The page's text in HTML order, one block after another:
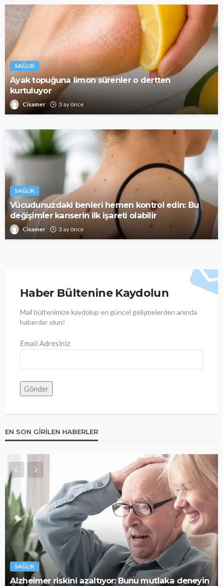
SAĞLIK
Ayak topuğuna limon sürenler o dertten
kurtuluyor
Cisamer 3 ay önce
SAĞLIK
Vücudunuzdaki benleri hemen kontrol edin: Bu
değişimler kanserin ilk işareti olabilir
Cisamer 3 ay önce
Haber Bültenine Kaydolun
Mail bültenimize kaydolup en güncel gelişmelerden anında
haberdar olun!
Email Adresiniz
EN SON GIRILEN HABERLER
SAĞLIK
Alzheimer riskini azaltıyor: Bunu mutlaka deneyin